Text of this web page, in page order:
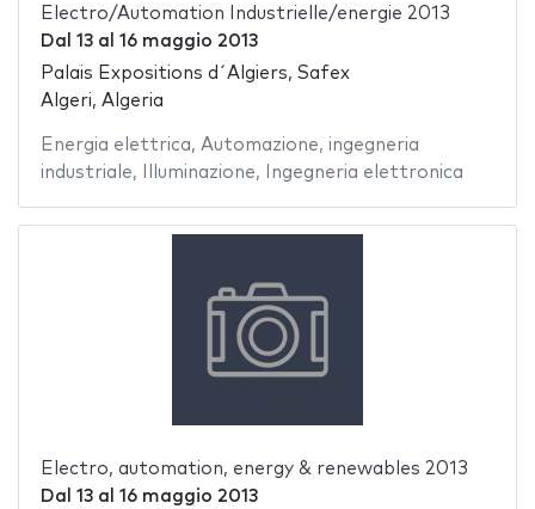
Electro/Automation Industrielle/energie 2013
Dal 13al 16 maggio 2013
Palais Expositions d´Algiers, Safex
Algeri, Algeria
Energia elettrica, Automazione, ingegneria
industriale, Illuminazione, Ingegneria elettronica
Electro, automation, energy & renewables 2013
Dal 13al 16 maggio 2013